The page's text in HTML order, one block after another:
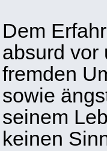
Dem
absurd vor
fremden
sowie
seinem
keinen